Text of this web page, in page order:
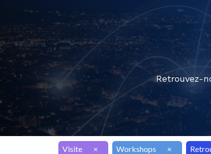
Retrouvez-
Visite × Workshops ×